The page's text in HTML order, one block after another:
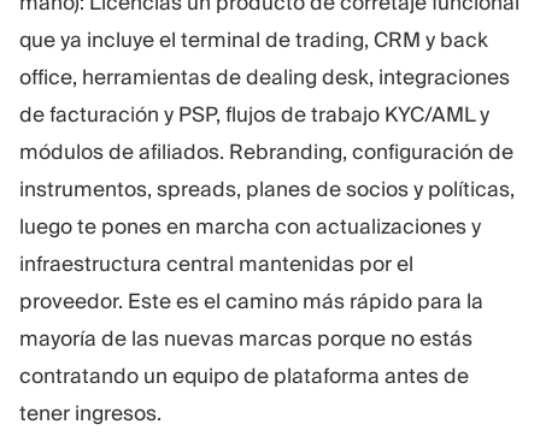
que ya incluye el terminal de trading, CRM y back
office, herramientas de dealing desk, integraciones
de facturación y PSP, flujos de trabajo KYC/AML y
módulos de afiliados. Rebranding, configuración de
instrumentos, spreads, planes de socios y políticas,
luego te pones en marcha con actualizaciones y
infraestructura central mantenidas por el
proveedor. Este es el camino más rápido para la
mayoría de las nuevas marcas porque no estás
contratando un equipo de plataforma antes de
tener ingresos.